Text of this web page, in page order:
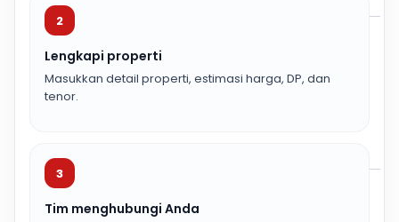
2
Lengkapi properti
Masukkan detail properti, estimasi harga, DP, dan
tenor.
3
Tim menghubungi Anda